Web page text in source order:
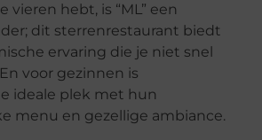
vieren hebt, is “ML” een
dit sterrenrestaurant biedt
ervaring die je niet snel
voor gezinnen is
ideale plek met hun
menu en gezellige ambiance.